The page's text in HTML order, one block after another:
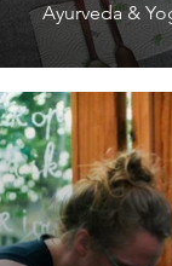
Ayurveda &